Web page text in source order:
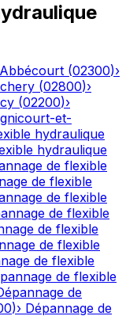
Abbécourt (02300)›
(02800)›
(02200)›
et-
hydraulique
hydraulique
de flexible
de flexible
de flexible
de flexible
de flexible
de flexible
de flexible
de flexible
de
)› Dépannage de